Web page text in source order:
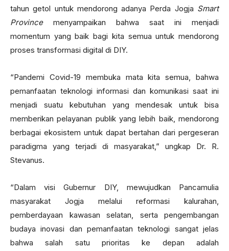
tahun getol untuk mendorong adanya Perda Jogja Smart
Provincemenyampaikan bahwa saat ini menjadi
momentum yang baik bagi kita semua untuk mendorong
proses transformasi digital di DIY.
“Pandemi Covid-19 membuka mata kita semua, bahwa
pemanfaatan teknologi informasi dan komunikasi saat ini
menjadi suatu kebutuhan yang mendesak untuk bisa
memberikan pelayanan publik yang lebih baik, mendorong
berbagai ekosistem untuk dapat bertahan dari pergeseran
paradigma yang terjadi di masyarakat,” ungkap Dr. R.
Stevanus.
“Dalam visi Gubernur DIY, mewujudkan Pancamulia
masyarakat Jogja melalui reformasi kalurahan,
pemberdayaan kawasan selatan, serta pengembangan
budaya inovasi dan pemanfaatan teknologi sangat jelas
bahwa salah satu prioritas ke depan adalah